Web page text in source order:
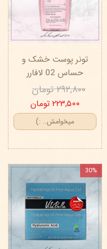
تونر پوست خشک و
حساس 02 لافارر
۲۹۲,۸۰۰ تومان
۲۲۳,۵۰۰ تومان
میخوامش.. :)
30%